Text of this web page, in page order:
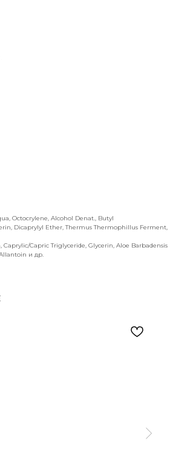
Octocrylene, Alcohol Denat., Butyl
Dicaprylyl Ether, Thermus Thermophillus Ferment,
Caprylic/Capric Triglyceride, Glycerin, Aloe Barbadensis
и др.